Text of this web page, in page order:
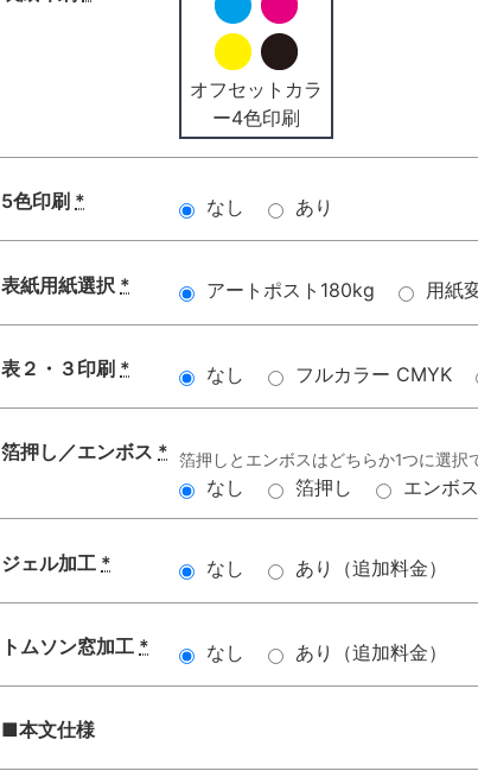
オフセットカラ
ー4色印刷
5色印刷 * なし あり
表紙用紙選択 * アートポスト180kg 用紙
表２・３印刷 * なし フルカラー CMYK
箔押し／エンボス * 箔押しとエンボスはどちらか1つに選択
なし 箔押し エンボ
ジェル加工 * なし あり（追加料金）
トムソン窓加工 * なし あり（追加料金）
■本文仕様